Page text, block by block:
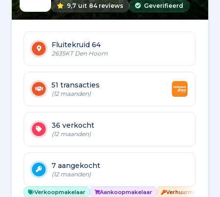
9,7 uit 84 reviews Geverifieerd
Fluitekruid 64
2635KT Den Hoorn
51 transacties
(12 maanden)
36 verkocht
(12 maanden)
7 aangekocht
(12 maanden)
Verkoopmakelaar Aankoopmakelaar Verhuurmakelaar